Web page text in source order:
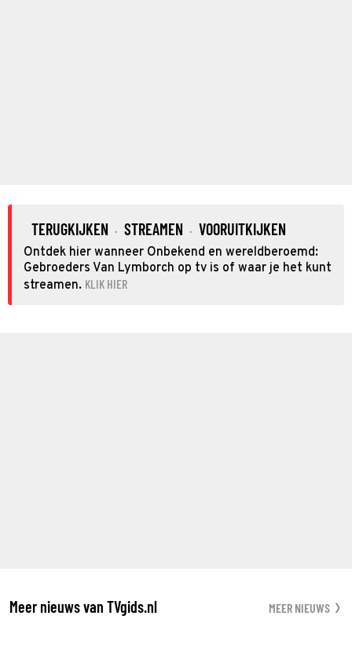
TERUGKIJKEN · STREAMEN · VOORUITKIJKEN
Ontdek hier wanneer Onbekend en wereldberoemd:
Gebroeders Van Lymborch op tv is of waar je het kunt
streamen. KLIK HIER
Meer nieuws van TVgids.nl MEER NIEUWS